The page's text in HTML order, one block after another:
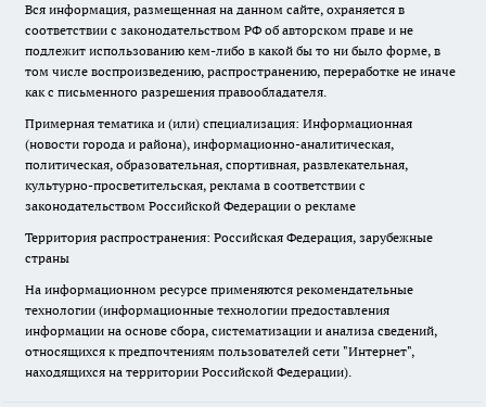
Вся информация, размещенная на данном сайте, охраняется в
соответствии с законодательством РФ об авторском праве и не
подлежит использованию кем-либо в какой бы то ни было форме, в
том числе воспроизведению, распространению, переработке не иначе
как с письменного разрешения правообладателя.
Примерная тематика и (или) специализация: Информационная
(новости города и района), информационно-аналитическая,
политическая, образовательная, спортивная, развлекательная,
культурно-просветительская, реклама в соответствии с
законодательством Российской Федерации о рекламе
Территория распространения: Российская Федерация, зарубежные
страны
На информационном ресурсе применяются рекомендательные
технологии (информационные технологии предоставления
информации на основе сбора, систематизации и анализа сведений,
относящихся к предпочтениям пользователей сети "Интернет",
находящихся на территории Российской Федерации).